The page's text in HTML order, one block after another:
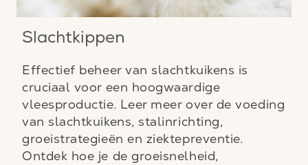
Slachtkippen
Effectief beheer van slachtkuikens is
cruciaal voor een hoogwaardige
vleesproductie. Leer meer over de voeding
van slachtkuikens, stalinrichting,
groeistrategieën en ziektepreventie.
Ontdek hoe je de groeisnelheid,